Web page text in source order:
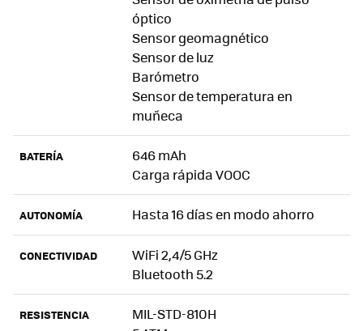
óptico
Sensor geomagnético
Sensor de luz
Barómetro
Sensor de temperatura en
muñeca
BATERÍA
646 mAh
Carga rápida VOOC
AUTONOMÍA Hasta 16 días en modo ahorro
CONECTIVIDAD
WiFi 2,4/5 GHz
Bluetooth 5.2
RESISTENCIA
MIL-STD-810H